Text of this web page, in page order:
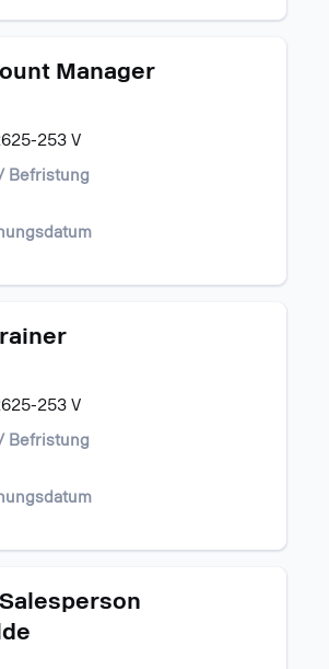
Manager
253 V
Befristung
253 V
Befristung